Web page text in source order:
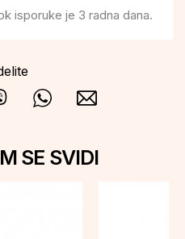
isporuke je 3 radna dana.
SE SVIDI